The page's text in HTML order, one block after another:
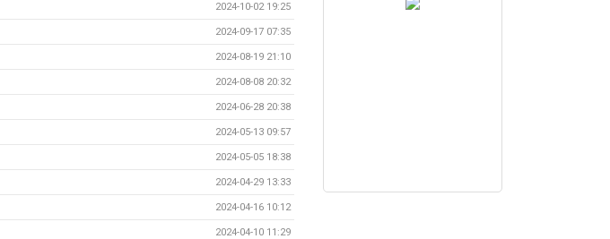
2024-10-02 19:25
2024-09-17 07:35
2024-08-19 21:10
2024-08-08 20:32
2024-06-28 20:38
2024-05-13 09:57
2024-05-05 18:38
2024-04-29 13:33
2024-04-16 10:12
2024-04-10 11:29